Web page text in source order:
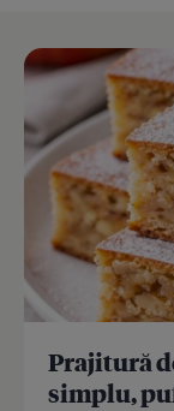
Prajitură
simplu,